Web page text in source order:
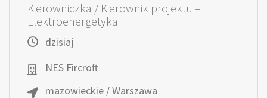
Kierowniczka / Kierownik projektu –
Elektroenergetyka
dzisiaj
NES Fircroft
mazowieckie / Warszawa